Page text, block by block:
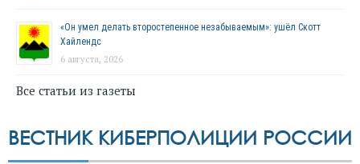
«Он умел делать второстепенное незабываемым»: ушёл Скотт
Хайлендс
6 августа, 2026
Все статьи из газеты
ВЕСТНИК КИБЕРПОЛИЦИИ РОССИИ